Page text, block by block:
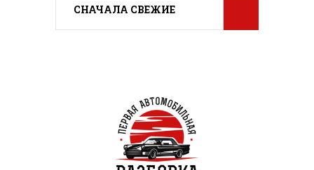
СНАЧАЛА СВЕЖИЕ